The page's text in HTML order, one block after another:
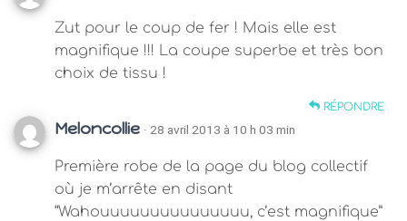
Zut pour le coup de fer ! Mais elle est
magnifique !!! La coupe superbe et très bon
choix de tissu !
RÉPONDRE
Meloncollie · 28 avril 2013 à 10 h 03 min
Première robe de la page du blog collectif
où je m’arrête en disant
“Wahouuuuuuuuuuuuuuu, c’est magnifique”